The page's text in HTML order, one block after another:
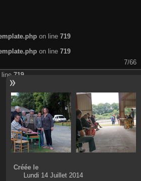
on line 719
on line 719
7/66
line 719
Créée le
Lundi 14 Juillet 2014